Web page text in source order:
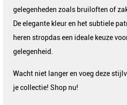
gelegenheden zoals bruiloften of
De elegante kleur en het subtiele
heren stropdas een ideale keuze
gelegenheid.
Wacht niet langer en voeg deze
je collectie! Shop nu!